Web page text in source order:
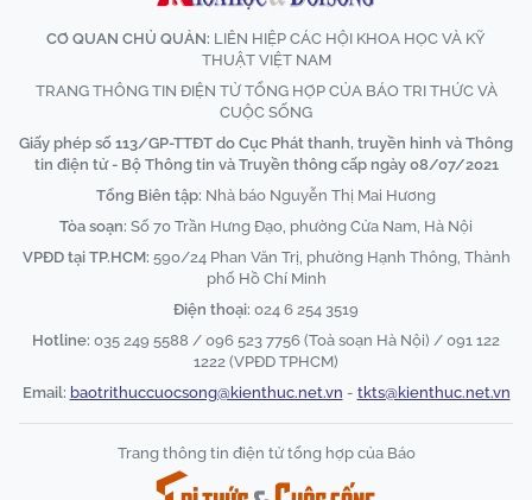
CƠ QUAN CHỦ QUẢN: LIÊN HIỆP CÁC HỘI KHOA HỌC VÀ KỸ
THUẬT VIỆT NAM
TRANG THÔNG TIN ĐIỆN TỬ TỔNG HỢP CỦA BÁO TRI THỨC VÀ
CUỘC SỐNG
Giấy phép số 113/GP-TTĐT do Cục Phát thanh, truyền hình và Thông
tin điện tử - Bộ Thông tin và Truyền thông cấp ngày 08/07/2021
Tổng Biên tập: Nhà báo Nguyễn Thị Mai Hương
Tòa soạn: Số 70 Trần Hưng Đạo, phường Cửa Nam, Hà Nội
VPĐD tại TP.HCM: 590/24 Phan Văn Trị, phường Hạnh Thông, Thành
phố Hồ Chí Minh
Điện thoại: 024 6 254 3519
Hotline: 035 249 5588 / 096 523 7756 (Toà soạn Hà Nội) / 091 122
1222 (VPĐD TPHCM)
Email: baotrithuccuocsong@kienthuc.net.vn - tkts@kienthuc.net.vn
Trang thông tin điện tử tổng hợp của Báo